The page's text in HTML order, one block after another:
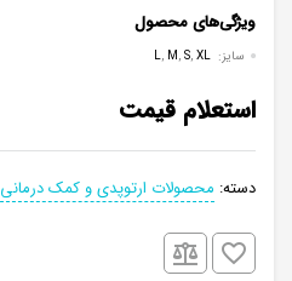
ویژگی‌های محصول
سایز: L, M, S, XL
استعلام قیمت
دسته: محصولات ارتوپدی و کمک درمانی